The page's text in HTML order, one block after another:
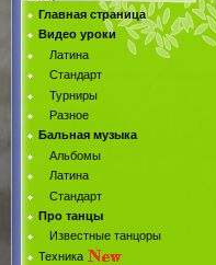
Главная страница
Видео уроки
Латина
Стандарт
Турниры
Разное
Бальная музыка
Альбомы
Латина
Стандарт
Про танцы
Известные танцоры
Техника